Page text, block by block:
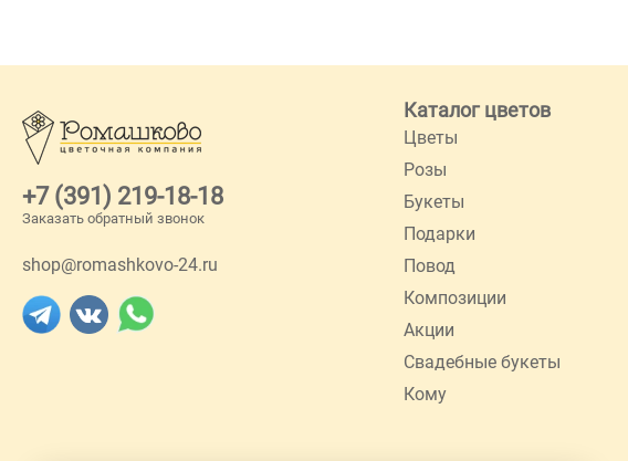
+7 (391) 219-18-18
Заказать обратный звонок
shop@romashkovo-24.ru
Каталог цветов
Цветы
Розы
Букеты
Подарки
Повод
Композиции
Акции
Свадебные букеты
Кому